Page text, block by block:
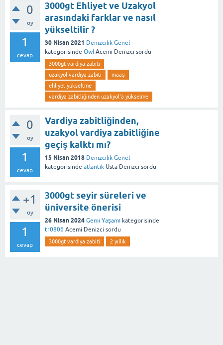
0
oy
1
cevap
3000gt Ehliyet ve Uzakyol
arasındaki farklar ve nasıl
yükseltilir ?
30 Nisan 2021 Denizcilik Genel
kategorisinde Owl Acemi Denizci sordu
3000gt vardiya zabiti
uzakyol vardiya zabiti
maaş
ehliyet yükseltme
vardiya zabitliğinden uzakyol'a yükselme
0
oy
1
cevap
Vardiya zabitliğinden,
uzakyol vardiya zabitliğine
geçiş kalktı mı?
15 Nisan 2018 Denizcilik Genel
kategorisinde atlantik Usta Denizci sordu
+1
oy
1
cevap
3000gt seyir süreleri ve
üniversite önerisi
26 Nisan 2024 Gemi Yaşamı kategorisinde
tr0806 Acemi Denizci sordu
3000gt vardiya zabiti 2 yıllık